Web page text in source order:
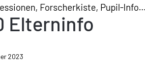
Forscherkiste, Pupil-
Elterninfo
2023